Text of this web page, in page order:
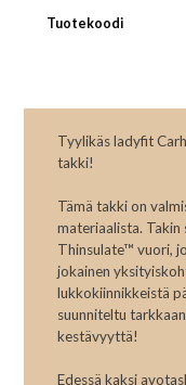
Tuotekoodi
Tyylikäs ladyfit
takki!
Tämä takki on
materiaalista.
Thinsulate™ vuori,
jokainen
lukkokiinnikkeistä
suunniteltu
kestävyyttä!
Edessä kaksi